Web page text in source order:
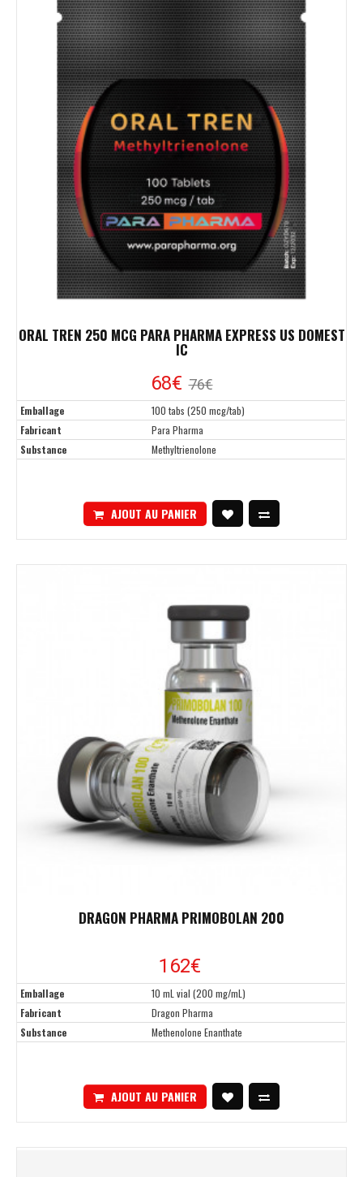
ORAL TREN 250 MCG PARA PHARMA EXPRESS US DOMEST
IC
68€ 76€
Emballage
100 tabs (250 mcg/tab)
Fabricant
Para Pharma
Substance
Methyltrienolone
AJOUT AU PANIER
DRAGON PHARMA PRIMOBOLAN 200
162€
Emballage
10 mL vial (200 mg/mL)
Fabricant
Dragon Pharma
Substance
Methenolone Enanthate
AJOUT AU PANIER